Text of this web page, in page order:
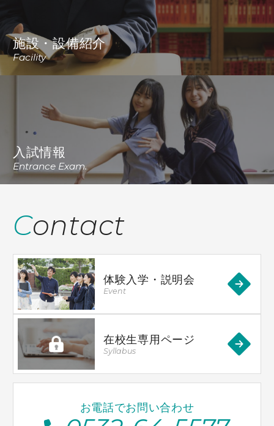
施設・設備紹介
Facility
入試情報
Entrance Exam.
Contact
体験入学・説明会
Event
在校生専用ページ
Syllabus
お電話でお問い合わせ